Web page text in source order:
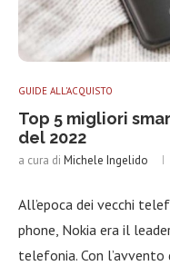
GUIDE ALL'ACQUISTO
Top 5 migliori
del 2022
a cura di Michele Ingelido
All’epoca dei vecchi
phone, Nokia era il
telefonia. Con